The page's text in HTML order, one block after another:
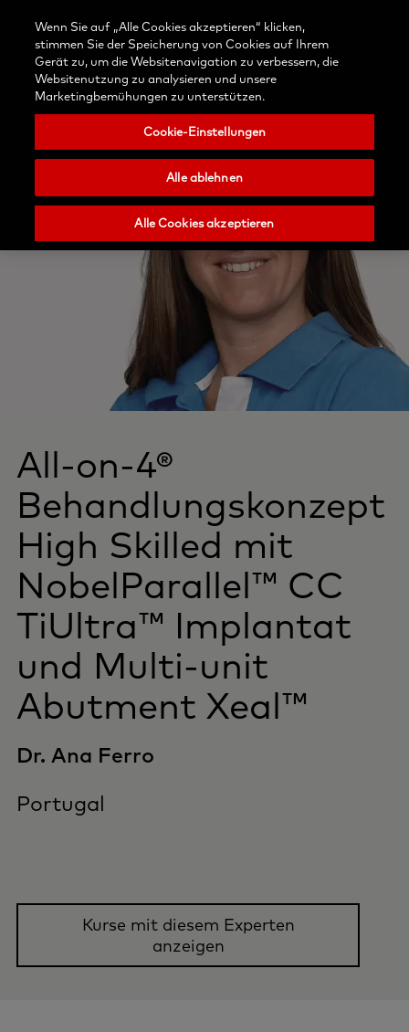
Anmelden Blog
Sie uns
Sie
Ihr
Nobel
Biocare
Suchen Menu
All-on-4®
Behandlungskonzept
High Skilled mit
NobelParallel™ CC
TiUltra™ Implantat
und Multi-unit
Abutment Xeal™
Dr. Ana Ferro
Portugal
Kurse mit diesem Experten
anzeigen
Wenn Sie auf „Alle Cookies akzeptieren“ klicken,
stimmen Sie der Speicherung von Cookies auf Ihrem
Gerät zu, um die Websitenavigation zu verbessern, die
Websitenutzung zu analysieren und unsere
Marketingbemühungen zu unterstützen.
Cookie-Einstellungen
Alle ablehnen
Alle Cookies akzeptieren